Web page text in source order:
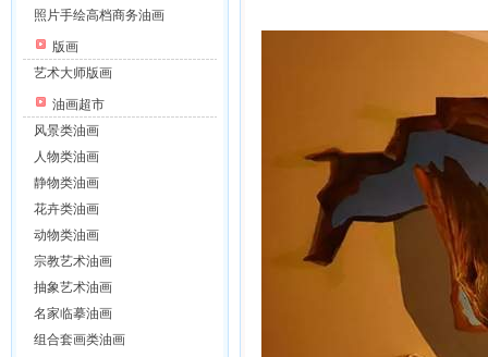
照片手绘高档商务油画
版画
艺术大师版画
油画超市
风景类油画
人物类油画
静物类油画
花卉类油画
动物类油画
宗教艺术油画
抽象艺术油画
名家临摹油画
组合套画类油画